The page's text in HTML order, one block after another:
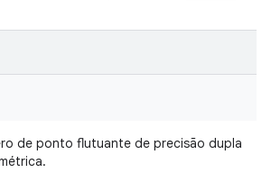
de ponto flutuante de precisão dupla